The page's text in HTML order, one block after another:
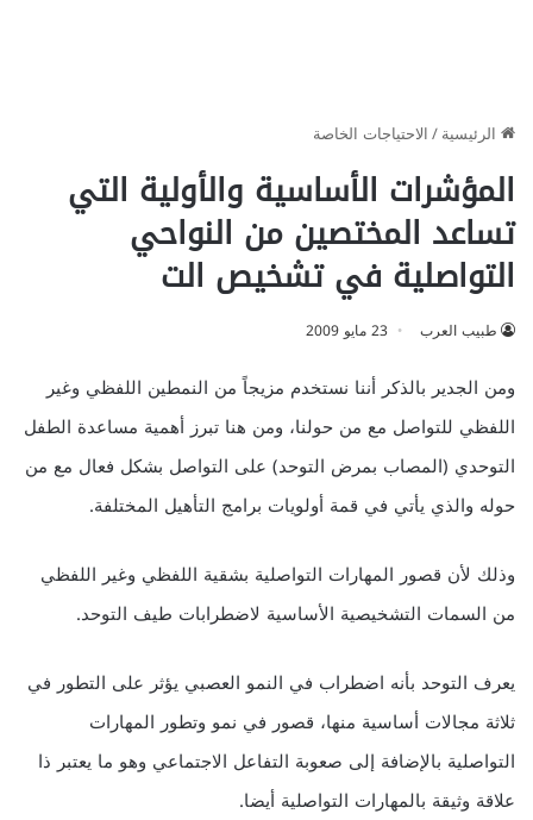
الرئيسية/الاحتياجات الخاصة
المؤشرات الأساسية والأولية التي
تساعد المختصين من النواحي
التواصلية في تشخيص الت
طبيب العرب 23 مايو 2009
ومن الجدير بالذكر أننا نستخدم مزيجاً من النمطين اللفظي وغير
اللفظي للتواصل مع من حولنا، ومن هنا تبرز أهمية مساعدة الطفل
التوحدي (المصاب بمرض التوحد) على التواصل بشكل فعال مع من
حوله والذي يأتي في قمة أولويات برامج التأهيل المختلفة.
وذلك لأن قصور المهارات التواصلية بشقية اللفظي وغير اللفظي
من السمات التشخيصية الأساسية لاضطرابات طيف التوحد.
يعرف التوحد بأنه اضطراب في النمو العصبي يؤثر على التطور في
ثلاثة مجالات أساسية منها، قصور في نمو وتطور المهارات
التواصلية بالإضافة إلى صعوبة التفاعل الاجتماعي وهو ما يعتبر ذا
علاقة وثيقة بالمهارات التواصلية أيضا.